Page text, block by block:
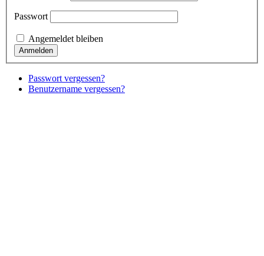
Passwort
Angemeldet bleiben
Passwort vergessen?
Benutzername vergessen?